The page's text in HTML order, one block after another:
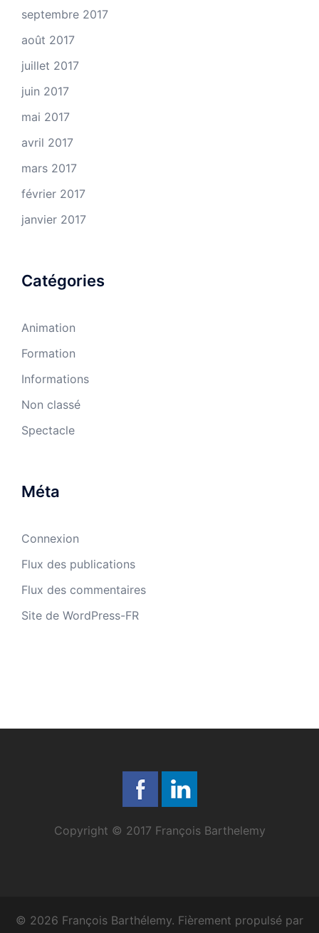
septembre 2017
août 2017
juillet 2017
juin 2017
mai 2017
avril 2017
mars 2017
février 2017
janvier 2017
Catégories
Animation
Formation
Informations
Non classé
Spectacle
Méta
Connexion
Flux des publications
Flux des commentaires
Site de WordPress-FR
Copyright © 2017 François Barthelemy
© 2026 François Barthélemy. Fièrement propulsé par